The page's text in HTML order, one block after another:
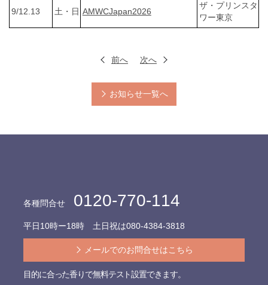
9/12.13 土・日 AMWCJapan2026
ザ・プリンスタ
ワー東京
前へ 次へ
お知らせ一覧へ
各種問合せ 0120-770-114
平日10時ー18時 土日祝は080-4384-3818
メールでのお問合せはこちら
目的に合った香りで無料テスト設置できます。